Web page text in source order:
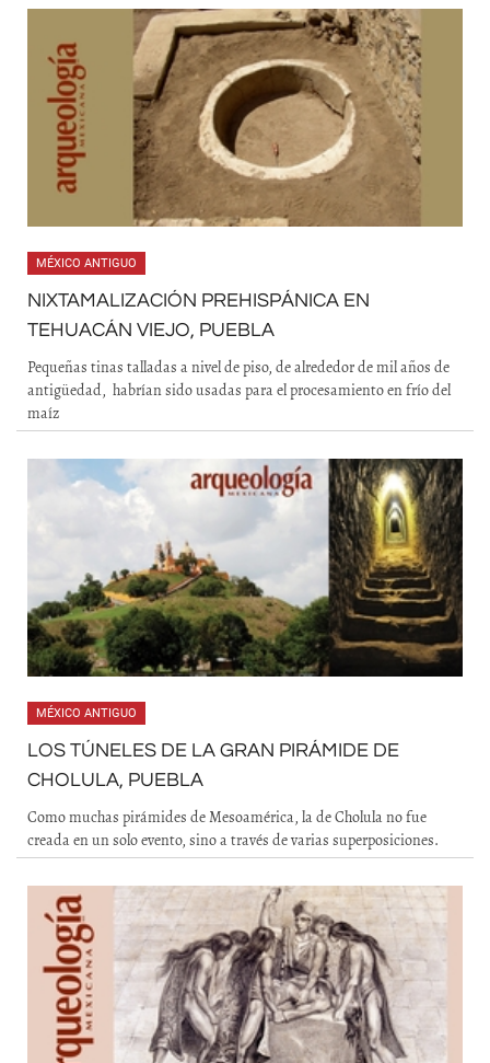
MÉXICO ANTIGUO
NIXTAMALIZACIÓN PREHISPÁNICA EN
TEHUACÁN VIEJO, PUEBLA
Pequeñas tinas talladas a nivel de piso, de alrededor de mil años de
antigüedad, habrían sido usadas para el procesamiento en frío del
maíz
MÉXICO ANTIGUO
LOS TÚNELES DE LA GRAN PIRÁMIDE DE
CHOLULA, PUEBLA
Como muchas pirámides de Mesoamérica, la de Cholula no fue
creada en un solo evento, sino a través de varias superposiciones.